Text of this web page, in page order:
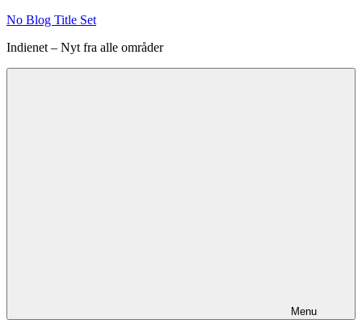
Videre
indhold
No Blog Title Set
Indienet – Nyt fra alle områder
Menu